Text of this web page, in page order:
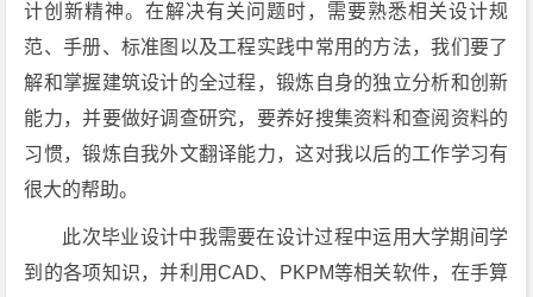
计创新精神。在解决有关问题时，需要熟悉相关设计规
范、手册、标准图以及工程实践中常用的方法，我们要了
解和掌握建筑设计的全过程，锻炼自身的独立分析和创新
能力，并要做好调查研究，要养好搜集资料和查阅资料的
习惯，锻炼自我外文翻译能力，这对我以后的工作学习有
很大的帮助。
此次毕业设计中我需要在设计过程中运用大学期间学
到的各项知识，并利用CAD、PKPM等相关软件，在手算